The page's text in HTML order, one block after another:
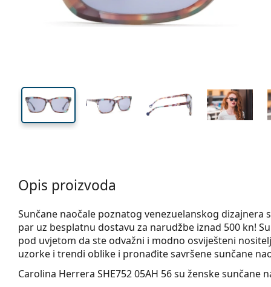
Opis proizvoda
Sunčane naočale poznatog venezuelanskog
par uz besplatnu dostavu za narudžbe iznad 500 kn!
pod uvjetom da ste odvažni i modno osviješteni
uzorke i trendi oblike i pronađite savršene sunčane
Carolina Herrera SHE752 05AH 56su ženske sunčane